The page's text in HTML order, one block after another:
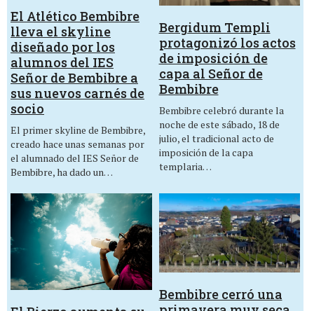
El Atlético Bembibre
lleva el skyline
diseñado por los
alumnos del IES
Señor de Bembibre a
sus nuevos carnés de
socio
El primer skyline de Bembibre,
creado hace unas semanas por
el alumnado del IES Señor de
Bembibre, ha dado un…
Bergidum Templi
protagonizó los actos
de imposición de
capa al Señor de
Bembibre
Bembibre celebró durante la
noche de este sábado, 18 de
julio, el tradicional acto de
imposición de la capa
templaria…
Bembibre cerró una